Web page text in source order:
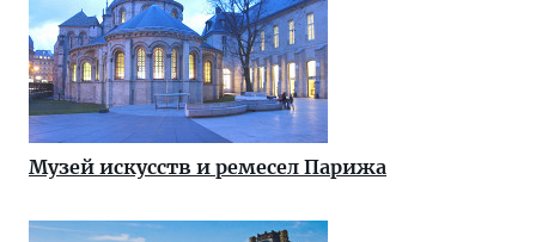
Музей искусств и ремесел Парижа